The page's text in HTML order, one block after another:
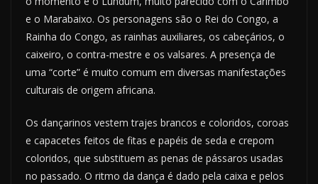
e o Marabaixo. Os personagens são o Rei do Congo, a
Rainha do Congo, as rainhas auxiliares, os cabeçários, o
caixeiro, o contra-mestre e os valsares. A presença de
uma “corte” é muito comum em diversas manifestações
culturais de origem africana.
Os dançarinos vestem trajes brancos e coloridos, coroas
e capacetes feitos de fitas e papéis de seda e crepom
coloridos, que substituem as pe­nas de pássaros usadas
no passado. O ritmo da dança é dado pela caixa e pelos